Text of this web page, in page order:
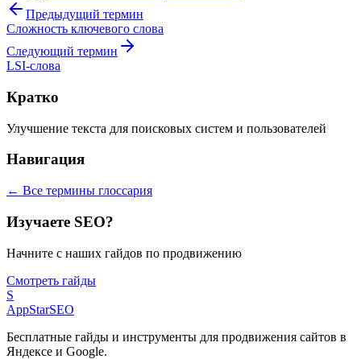
Предыдущий термин
Сложность ключевого слова
Следующий термин
LSI-слова
Кратко
Улучшение текста для поисковых систем и пользователей
Навигация
← Все термины глоссария
Изучаете SEO?
Начните с наших гайдов по продвижению
Смотреть гайды
S
AppStarSEO
Бесплатные гайды и инструменты для продвижения сайтов в
Яндексе и Google.